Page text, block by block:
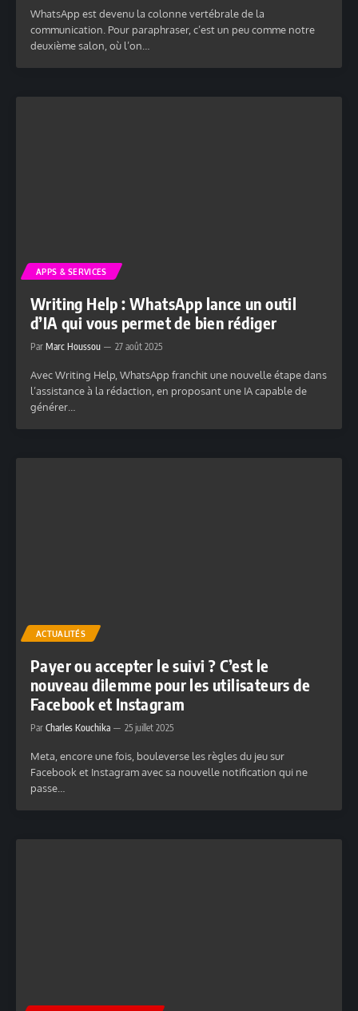
WhatsApp est devenu la colonne vertébrale de la
communication. Pour paraphraser, c’est un peu comme notre
deuxième salon, où l’on…
APPS & SERVICES
Writing Help : WhatsApp lance un outil
d’IA qui vous permet de bien rédiger
Par Marc Houssou 27 août 2025
Avec Writing Help, WhatsApp franchit une nouvelle étape dans
l’assistance à la rédaction, en proposant une IA capable de
générer…
ACTUALITÉS
Payer ou accepter le suivi ? C’est le
nouveau dilemme pour les utilisateurs de
Facebook et Instagram
Par Charles Kouchika 25 juillet 2025
Meta, encore une fois, bouleverse les règles du jeu sur
Facebook et Instagram avec sa nouvelle notification qui ne
passe…